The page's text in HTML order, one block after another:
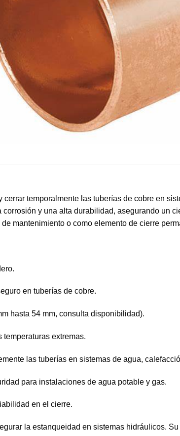
temporalmente las tuberías de cobre en
y una alta durabilidad, asegurando un
mantenimiento o como elemento de cierre
en tuberías de cobre.
hasta 54 mm, consulta disponibilidad).
extremas.
las tuberías en sistemas de agua,
para instalaciones de agua potable y gas.
en el cierre.
la estanqueidad en sistemas hidráulicos.